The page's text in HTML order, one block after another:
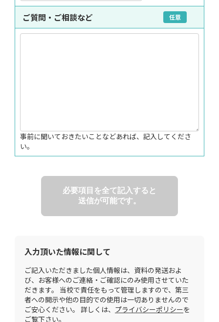
ご質問・ご相談など 任意
事前に聞いておきたいことなどあれば、記入してくださ
い。
必要項目を全て記入すると
送信が可能です。
入力頂いた情報に関して
ご記入いただきました個人情報は、資料の発送およ
び、お客様へのご連絡・ご確認にのみ使用させていた
だきます。 当校で責任をもって管理しますので、第三
者への開示や他の目的での使用は一切ありませんので
ご安心ください。 詳しくは、 プライバシーポリシーを
ご覧下さい。